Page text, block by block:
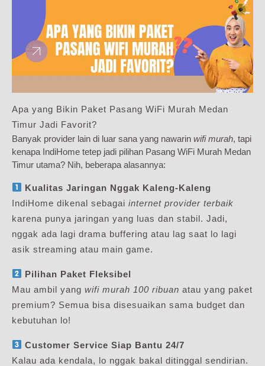
Apa yang Bikin Paket Pasang WiFi Murah Medan
Timur Jadi Favorit?
Banyak provider lain di luar sana yang nawarin wifi murah, tapi
kenapa IndiHome tetep jadi pilihan Pasang WiFi Murah Medan
Timur utama? Nih, beberapa alasannya:
Kualitas Jaringan Nggak Kaleng-Kaleng
IndiHome dikenal sebagai internet provider terbaik
karena punya jaringan yang luas dan stabil. Jadi,
nggak ada lagi drama buffering atau lag saat lo lagi
asik streaming atau main game.
Pilihan Paket Fleksibel
Mau ambil yang wifi murah 100 ribuan atau yang paket
premium? Semua bisa disesuaikan sama budget dan
kebutuhan lo!
Customer Service Siap Bantu 24/7
Kalau ada kendala, lo nggak bakal ditinggal sendirian.